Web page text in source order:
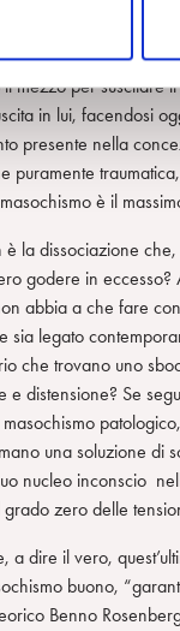
estremo che
l’altro, oggetto
mezzo per suscitare
in lui, facendosi
presente nella
puramente
è il
la dissociazione
godere in
abbia a che fare
sia legato
che trovano uno
e distensione? Se
una soluzione di
nucleo inconscio
zero delle
dire il vero,
buono,
Benno